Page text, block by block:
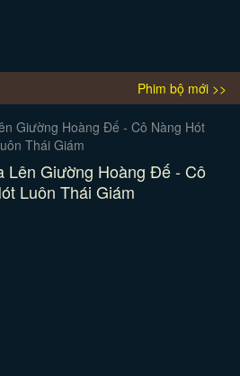
Phim bộ mới >>
Lên Giường Hoàng Đế - Cô
Luôn Thái Giám